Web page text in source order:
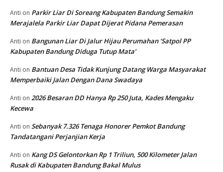
Anti on Parkir Liar Di Soreang Kabupaten Bandung Semakin
Merajalela Parkir Liar Dapat Dijerat Pidana Pemerasan
Anti on Bangunan Liar Di Jalur Hijau Perumahan ‘Satpol PP
Kabupaten Bandung Diduga Tutup Mata’
Anti on Bantuan Desa Tidak Kunjung Datang Warga Masyarakat
Memperbaiki Jalan Dengan Dana Swadaya
Anti on 2026 Besaran DD Hanya Rp 250 Juta, Kades Mengaku
Kecewa
Anti on Sebanyak 7.326 Tenaga Honorer Pemkot Bandung
Tandatangani Perjanjian Kerja
Anti on Kang DS Gelontorkan Rp 1 Triliun, 500 Kilometer Jalan
Rusak di Kabupaten Bandung Bakal Mulus